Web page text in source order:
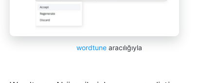
wordtunearacılığıyla